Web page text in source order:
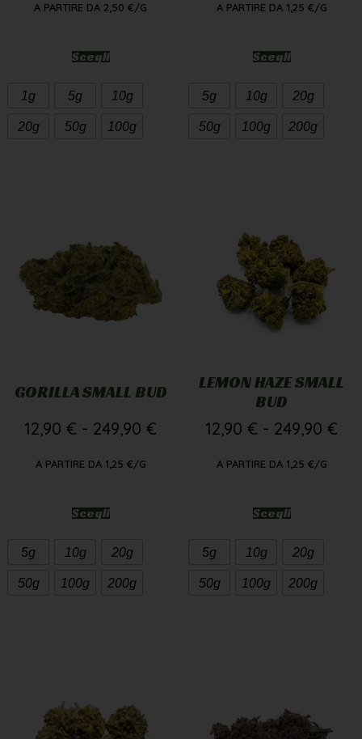
A PARTIRE DA 2,50 €/G
Scegli
1g 5g 10g
20g 50g 100g
A PARTIRE DA 1,25 €/G
Scegli
5g 10g 20g
50g 100g 200g
GORILLA SMALL BUD
12,90 € - 249,90 €
A PARTIRE DA 1,25 €/G
Scegli
5g 10g 20g
50g 100g 200g
LEMON HAZE SMALL
BUD
12,90 € - 249,90 €
A PARTIRE DA 1,25 €/G
Scegli
5g 10g 20g
50g 100g 200g